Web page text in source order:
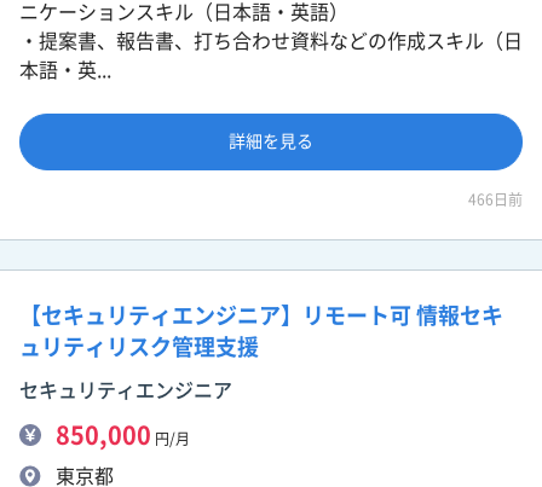
ニケーションスキル（日本語・英語）
・提案書、報告書、打ち合わせ資料などの作成スキル（日
本語・英...
詳細を見る
466日前
【セキュリティエンジニア】リモート可 情報セキ
ュリティリスク管理支援
セキュリティエンジニア
850,000 円/月
東京都